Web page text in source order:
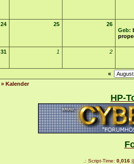
24 25
26
Geb:
31 1 2
«
» Kalender
HP-
.: Script-Time: 0,016||